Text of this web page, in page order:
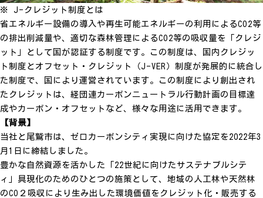
※ J-クレジット制度とは
省エネルギー設備の導入や再生可能エネルギーの利用によるCO2等
の排出削減量や、適切な森林管理によるCO2等の吸収量を「クレジ
ット」として国が認証する制度です。この制度は、国内クレジッ
ト制度とオフセット・クレジット（J-VER）制度が発展的に統合し
た制度で、国により運営されています。この制度により創出され
たクレジットは、経団連カーボンニュートラル行動計画の目標達
成やカーボン・オフセットなど、様々な用途に活用できます。
【背景】
当社と尾鷲市は、ゼロカーボンシティ実現に向けた協定を2022年3
月1日に締結しました。
豊かな自然資源を活かした「22世紀に向けたサステナブルシテ
ィ」具現化のためのひとつの施策として、地域の人工林や天然林
のCO２吸収により生み出した環境価値をクレジット化・販売する